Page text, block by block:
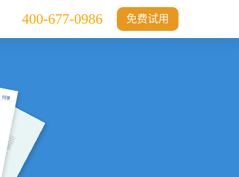
免费试用
400-677-0986